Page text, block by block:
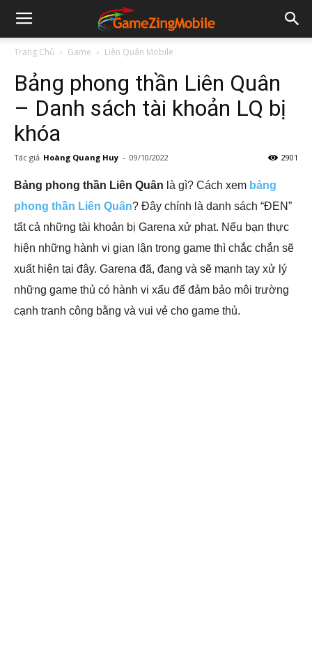
Trang Chủ Game Liên Quân Mobile
Bảng phong thần Liên Quân
– Danh sách tài khoản LQ bị
khóa
Tác giả Hoàng Quang Huy - 09/10/2022 2901
Bảng phong thần Liên Quân là gì? Cách xem bảng
phong thần Liên Quân? Đây chính là danh sách “ĐEN”
tất cả những tài khoản bị Garena xử phạt. Nếu bạn thực
hiện những hành vi gian lận trong game thì chắc chắn sẽ
xuất hiện tại đây. Garena đã, đang và sẽ mạnh tay xử lý
những game thủ có hành vi xấu để đảm bảo môi trường
cạnh tranh công bằng và vui vẻ cho game thủ.